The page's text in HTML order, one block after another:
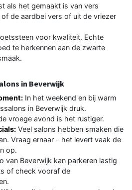
als het gemaakt is van vers
de aardbei vers of uit de vriezer
voor kwaliteit. Echte
te herkennen aan de zwarte
in Beverwijk
In het weekend en bij warm
in Beverwijk druk.
vroege avond is het rustiger.
Veel salons hebben smaken die
Vraag ernaar - het levert vaak de
op.
van Beverwijk kan parkeren lastig
of check vooraf de